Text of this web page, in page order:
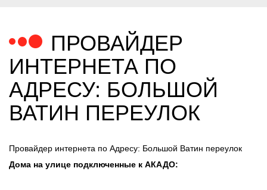
ПРОВАЙДЕР
ИНТЕРНЕТА ПО
АДРЕСУ: БОЛЬШОЙ
ВАТИН ПЕРЕУЛОК
Провайдер интернета по Адресу: Большой Ватин переулок
Дома на улице подключенные к АКАДО: